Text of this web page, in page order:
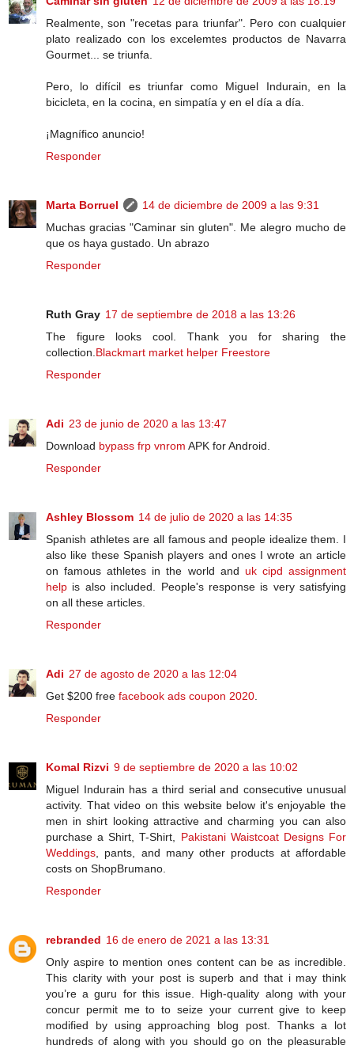
Realmente, son "recetas para triunfar". Pero con cualquier
plato realizado con los excelemtes productos de Navarra
Gourmet... se triunfa.
Pero, lo difícil es triunfar como Miguel Indurain, en la
bicicleta, en la cocina, en simpatía y en el día a día.
¡Magnífico anuncio!
Responder
Marta Borruel
14 de diciembre de 2009 a las 9:31
Muchas gracias "Caminar sin gluten". Me alegro mucho de
que os haya gustado. Un abrazo
Responder
Ruth Gray 17 de septiembre de 2018 a las 13:26
The figure looks cool. Thank you for sharing the
collection. Blackmart market helper Freestore
Responder
Adi 23 de junio de 2020 a las 13:47
Download bypass frp vnrom APK for Android.
Responder
Ashley Blossom 14 de julio de 2020 a las 14:35
Spanish athletes are all famous and people idealize them. I
also like these Spanish players and ones I wrote an article
on famous athletes in the world and uk cipd assignment
help is also included. People's response is very satisfying
on all these articles.
Responder
Adi 27 de agosto de 2020 a las 12:04
Get $200 free facebook ads coupon 2020
Responder
Komal Rizvi 9 de septiembre de 2020 a las 10:02
Miguel Indurain has a third serial and consecutive unusual
activity. That video on this website below it's enjoyable the
men in shirt looking attractive and charming you can also
purchase a Shirt, T-Shirt, Pakistani Waistcoat Designs For
Weddings , pants, and many other products at affordable
costs on ShopBrumano.
Responder
rebranded 16 de enero de 2021 a las 13:31
Only aspire to mention ones content can be as incredible.
This clarity with your post is superb and that i may think
you’re a guru for this issue. High-quality along with your
concur permit me to to seize your current give to keep
modified by using approaching blog post. Thanks a lot
hundreds of along with you should go on the pleasurable